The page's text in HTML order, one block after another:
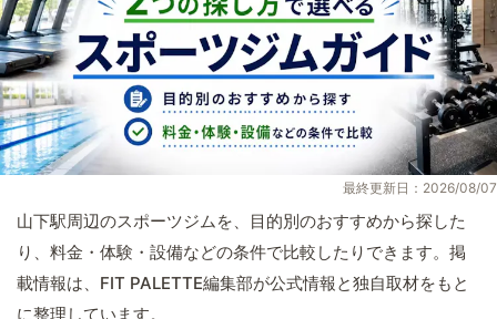
最終更新日：2026/08/07
山下駅周辺のスポーツジムを、目的別のおすすめから探した
り、料金・体験・設備などの条件で比較したりできます。掲
載情報は、FIT PALETTE編集部が公式情報と独自取材をもと
に整理しています。